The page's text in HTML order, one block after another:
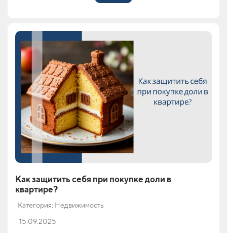
Как защитить себя при покупке доли в
квартире?
Категория: Недвижимость
15.09.2025